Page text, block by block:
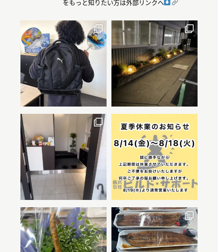
をもっと知りたい方は外部リンクへ